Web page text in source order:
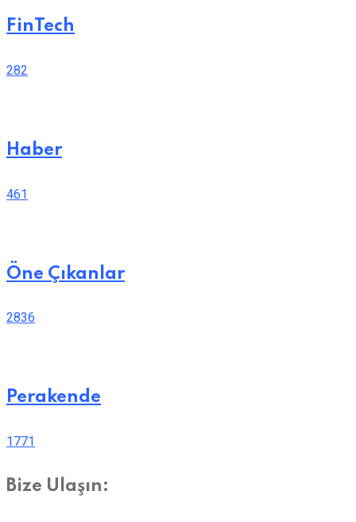
FinTech
282
Haber
461
Öne Çıkanlar
2836
Perakende
1771
Bize Ulaşın: